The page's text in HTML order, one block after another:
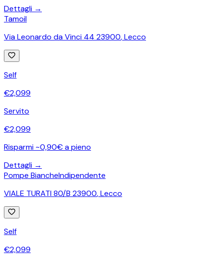
Dettagli →
Tamoil
Via Leonardo da Vinci 44 23900,Lecco
Self
€2,099
Servito
€2,099
Risparmi ~0,90€ a pieno
Dettagli →
Pompe BiancheIndipendente
VIALE TURATI 80/B 23900,Lecco
Self
€2,099